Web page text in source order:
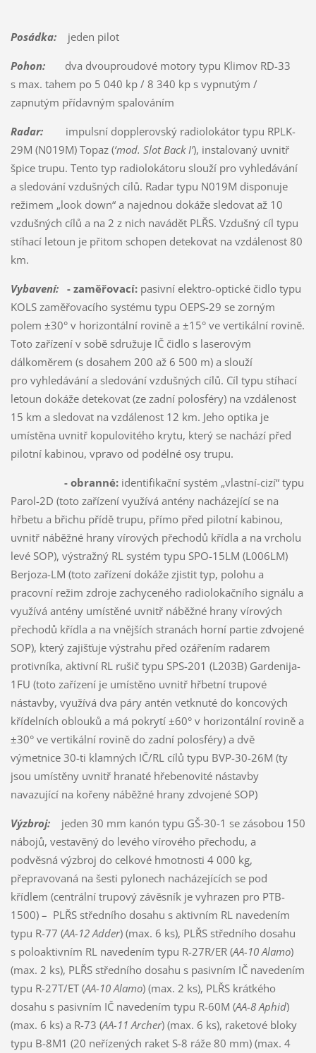
Posádka:jeden pilot
Pohon:dva dvouproudové motory typu Klimov RD-33
s max. tahem po 5 040 kp / 8 340 kp s vypnutým /
zapnutým přídavným spalováním
Radar:impulsní dopplerovský radiolokátor typu RPLK-
29M (N019M) Topaz (‘mod. Slot Back I’), instalovaný uvnitř
špice trupu. Tento typ radiolokátoru slouží pro vyhledávání
a sledování vzdušných cílů. Radar typu N019M disponuje
režimem „look down“ a najednou dokáže sledovat až 10
vzdušných cílů a na 2 z nich navádět PLŘS. Vzdušný cíl typu
stíhací letoun je přitom schopen detekovat na vzdálenost 80
km.
Vybavení: - zaměřovací:pasivní elektro-optické čidlo typu
KOLS zaměřovacího systému typu OEPS-29 se zorným
polem ±30° v horizontální rovině a ±15° ve vertikální rovině.
Toto zařízení v sobě sdružuje IČ čidlo s laserovým
dálkoměrem (s dosahem 200 až 6 500 m) a slouží
pro vyhledávání a sledování vzdušných cílů. Cíl typu stíhací
letoun dokáže detekovat (ze zadní polosféry) na vzdálenost
15 km a sledovat na vzdálenost 12 km. Jeho optika je
umístěna uvnitř kopulovitého krytu, který se nachází před
pilotní kabinou, vpravo od podélné osy trupu.
- obranné:identifikační systém „vlastní-cizí“ typu
Parol-2D (toto zařízení využívá antény nacházející se na
hřbetu a břichu přídě trupu, přímo před pilotní kabinou,
uvnitř náběžné hrany vírových přechodů křídla a na vrcholu
levé SOP), výstražný RL systém typu SPO-15LM (L006LM)
Berjoza-LM (toto zařízení dokáže zjistit typ, polohu a
pracovní režim zdroje zachyceného radiolokačního signálu a
využívá antény umístěné uvnitř náběžné hrany vírových
přechodů křídla a na vnějších stranách horní partie zdvojené
SOP), který zajišťuje výstrahu před ozářením radarem
protivníka, aktivní RL rušič typu SPS-201 (L203B) Gardenija-
1FU (toto zařízení je umístěno uvnitř hřbetní trupové
nástavby, využívá dva páry antén vetknuté do koncových
křídelních oblouků a má pokrytí ±60° v horizontální rovině a
±30° ve vertikální rovině do zadní polosféry) a dvě
výmetnice 30-ti klamných IČ/RL cílů typu BVP-30-26M (ty
jsou umístěny uvnitř hranaté hřebenovité nástavby
navazující na kořeny náběžné hrany zdvojené SOP)
Výzbroj:jeden 30 mm kanón typu GŠ-30-1 se zásobou 150
nábojů, vestavěný do levého vírového přechodu, a
podvěsná výzbroj do celkové hmotnosti 4 000 kg,
přepravovaná na šesti pylonech nacházejících se pod
křídlem (centrální trupový závěsník je vyhrazen pro PTB-
1500) – PLŘS středního dosahu s aktivním RL navedením
typu R-77 (AA-12 Adder) (max. 6 ks), PLŘS středního dosahu
s poloaktivním RL navedením typu R-27R/ER (AA-10 Alamo)
(max. 2 ks), PLŘS středního dosahu s pasivním IČ navedením
typu R-27T/ET (AA-10 Alamo) (max. 2 ks), PLŘS krátkého
dosahu s pasivním IČ navedením typu R-60M (AA-8 Aphid)
(max. 6 ks) a R-73 (AA-11 Archer) (max. 6 ks), raketové bloky
typu B-8M1 (20 neřízených raket S-8 ráže 80 mm) (max. 4